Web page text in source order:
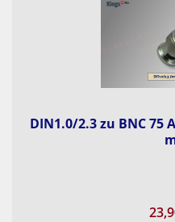
DIN1.0/2.3 zu BNC 75